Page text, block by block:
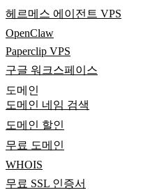
헤르메스 에이전트 VPS
OpenClaw
Paperclip VPS
구글 워크스페이스
도메인
도메인 네임 검색
도메인 할인
무료 도메인
WHOIS
무료 SSL 인증서